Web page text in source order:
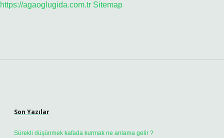
https://agaoglugida.com.tr Sitemap
Son Yazılar
Sürekli düşünmek kafada kurmak ne anlama gelir ?